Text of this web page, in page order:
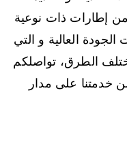
إطارات ذات نوعية
العالية و التي
الطرق، تواصلكم
خدمتنا على مدار